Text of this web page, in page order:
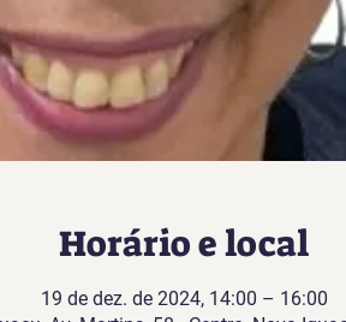
Horário e local
19 de dez. de 2024, 14:00 – 16:00